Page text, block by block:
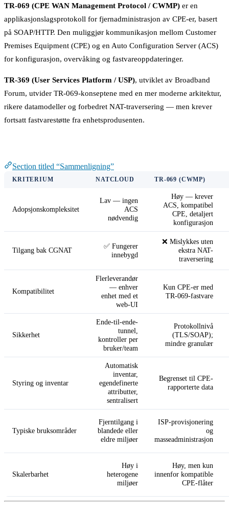
TR-069 (CPE WAN Management Protocol / CWMP) er en
applikasjonslagsprotokoll for fjernadministrasjon av CPE-er, basert
på SOAP/HTTP. Den muliggjør kommunikasjon mellom Customer
Premises Equipment (CPE) og en Auto Configuration Server (ACS)
for konfigurasjon, overvåking og fastvareoppdateringer.
TR-369 (User Services Platform / USP), utviklet av Broadband
Forum, utvider TR-069-konseptene med en mer moderne arkitektur,
rikere datamodeller og forbedret NAT-traversering — men krever
fortsatt fastvarestøtte fra enhetsprodusenten.
Section titled “Sammenligning”
KRITERIUM NATCLOUD TR-069 (CWMP)
Adopsjonskompleksitet
Lav — ingen
ACS
nødvendig
Høy — krever
ACS, kompatibel
CPE, detaljert
konfigurasjon
Tilgang bak CGNAT
✅ Fungerer
innebygd
❌ Mislykkes uten
ekstra NAT-
traversering
Kompatibilitet
Flerleverandør
— enhver
enhet med et
web-UI
Kun CPE-er med
TR-069-fastvare
Sikkerhet
Ende-til-ende-
tunnel,
kontroller per
bruker/team
Protokollnivå
(TLS/SOAP);
mindre granulær
Styring og inventar
Automatisk
inventar,
egendefinerte
attributter,
sentralisert
Begrenset til CPE-
rapporterte data
Typiske bruksområder
Fjerntilgang i
blandede eller
eldre miljøer
ISP-provisjonering
og
masseadministrasjon
Skalerbarhet
Høy i
heterogene
miljøer
Høy, men kun
innenfor kompatible
CPE-flåter